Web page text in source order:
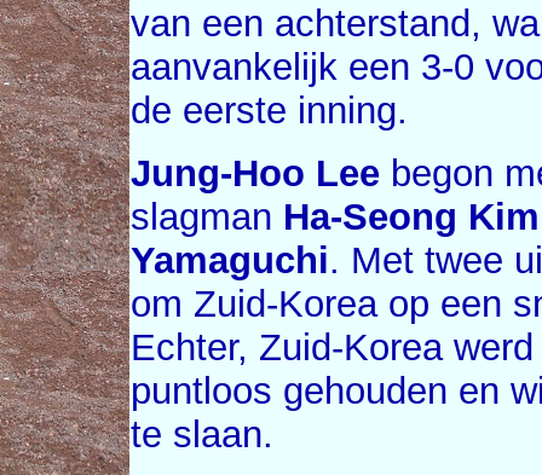
van een achterstand,
aanvankelijk een 3-0
de eerste inning.
Jung-Hoo Leebegon
slagman Ha-Seong Kim
Yamaguchi. Met twee
om Zuid-Korea op een
Echter, Zuid-Korea
puntloos gehouden en
te slaan.